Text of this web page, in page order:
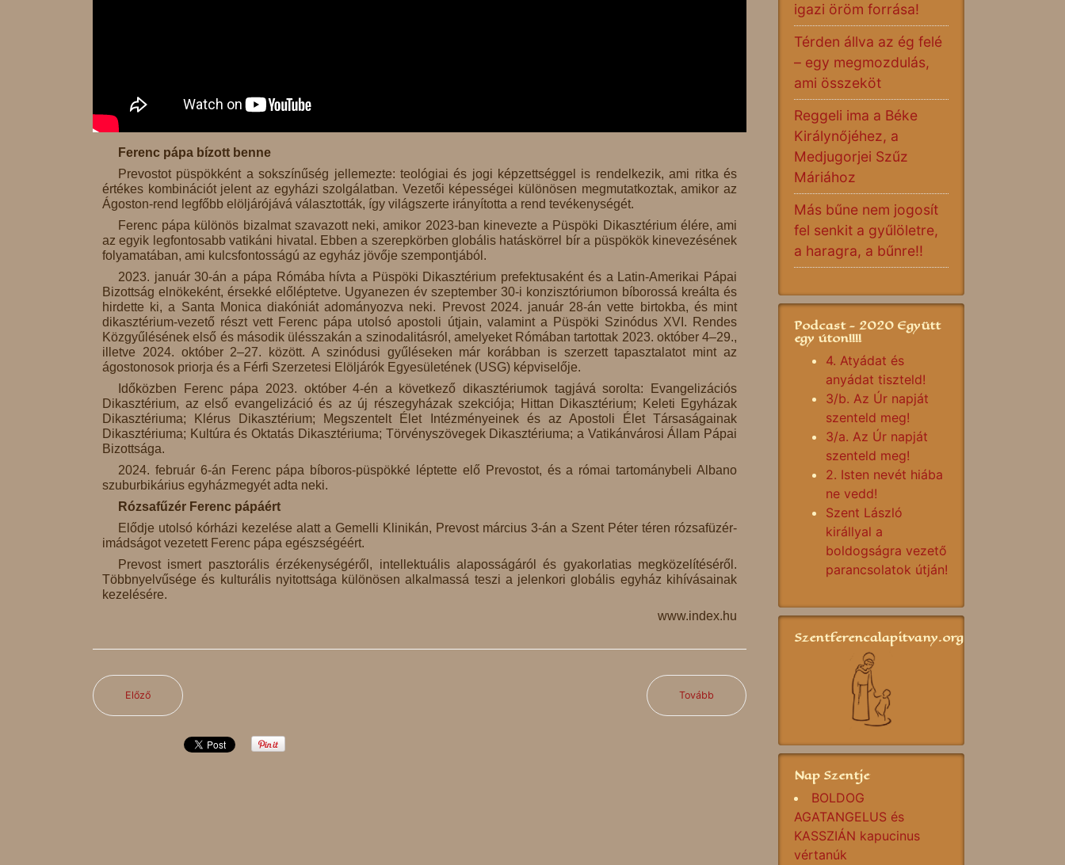
Ferenc pápa bízott benne
Prevostot püspökként a sokszínűség jellemezte: teológiai és jogi képzettséggel is rendelkezik, ami ritka és
értékes kombinációt jelent az egyházi szolgálatban. Vezetői képességei különösen megmutatkoztak, amikor az
Ágoston-rend legfőbb elöljárójává választották, így világszerte irányította a rend tevékenységét.
Ferenc pápa különös bizalmat szavazott neki, amikor 2023-ban kinevezte a Püspöki Dikasztérium élére, ami
az egyik legfontosabb vatikáni hivatal. Ebben a szerepkörben globális hatáskörrel bír a püspökök kinevezésének
folyamatában, ami kulcsfontosságú az egyház jövője szempontjából.
2023. január 30-án a pápa Rómába hívta a Püspöki Dikasztérium prefektusaként és a Latin-Amerikai Pápai
Bizottság elnökeként, érsekké előléptetve. Ugyanezen év szeptember 30-i konzisztóriumon bíborossá kreálta és
hirdette ki, a Santa Monica diakóniát adományozva neki. Prevost 2024. január 28-án vette birtokba, és mint
dikasztérium-vezető részt vett Ferenc pápa utolsó apostoli útjain, valamint a Püspöki Szinódus XVI. Rendes
Közgyűlésének első és második ülésszakán a szinodalitásról, amelyeket Rómában tartottak 2023. október 4–29.,
illetve 2024. október 2–27. között. A szinódusi gyűléseken már korábban is szerzett tapasztalatot mint az
ágostonosok priorja és a Férfi Szerzetesi Elöljárók Egyesületének (USG) képviselője.
Időközben Ferenc pápa 2023. október 4-én a következő dikasztériumok tagjává sorolta: Evangelizációs
Dikasztérium, az első evangelizáció és az új részegyházak szekciója; Hittan Dikasztérium; Keleti Egyházak
Dikasztériuma; Klérus Dikasztérium; Megszentelt Élet Intézményeinek és az Apostoli Élet Társaságainak
Dikasztériuma; Kultúra és Oktatás Dikasztériuma; Törvényszövegek Dikasztériuma; a Vatikánvárosi Állam Pápai
Bizottsága.
2024. február 6-án Ferenc pápa bíboros-püspökké léptette elő Prevostot, és a római tartománybeli Albano
szuburbikárius egyházmegyét adta neki.
Rózsafűzér Ferenc pápáért
Elődje utolsó kórházi kezelése alatt a Gemelli Klinikán, Prevost március 3-án a Szent Péter téren rózsafüzér-
imádságot vezetett Ferenc pápa egészségéért.
Prevost ismert pasztorális érzékenységéről, intellektuális alaposságáról és gyakorlatias megközelítéséről.
Többnyelvűsége és kulturális nyitottsága különösen alkalmassá teszi a jelenkori globális egyház kihívásainak
kezelésére.
www.index.hu
Előző Tovább
igazi öröm forrása!
Térden állva az ég felé
– egy megmozdulás,
ami összeköt
Reggeli ima a Béke
Királynőjéhez, a
Medjugorjei Szűz
Máriához
Más bűne nem jogosít
fel senkit a gyűlöletre,
a haragra, a bűnre!!
Podcast - 2020 Együtt
egy úton!!!!
4. Atyádat és
anyádat tiszteld!
3/b. Az Úr napját
szenteld meg!
3/a. Az Úr napját
szenteld meg!
2. Isten nevét hiába
ne vedd!
Szent László
királlyal a
boldogságra vezető
parancsolatok útján!
Szentferencalapitvany.org
Nap Szentje
BOLDOG
AGATANGELUS és
KASSZIÁN kapucinus
vértanúk